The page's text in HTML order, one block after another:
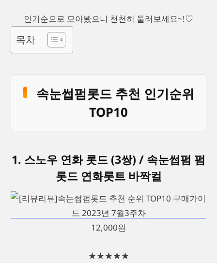
인기순으로 모아봤으니 천천히 둘러보세요~!♡
목차
속눈썹펌롯드 추천 인기순위
TOP10
1. 스노우 연화 롯드 (3쌍) / 속눈썹펌 펌
롯드 연화롯트 바짝컬
12,000원
★★★★★